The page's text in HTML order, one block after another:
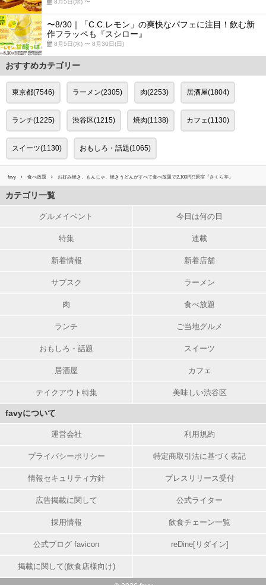
8月5日(水) 〜
〜8/30｜「C.C.レモン」の爽快なパフェに注目！飲む新
作フラッペも『スシロー』
8月5日(水) 〜 8月30日(日)
おすすめカテゴリー
東京都(7546) ラーメン(2305) 肉(2253) 居酒屋(1804)
ランチ(1225) 渋谷区(1215) 焼肉(1138) カフェ(1130)
スイーツ(1130) おもしろ・話題(1065)
favy 食べ放題 お好み焼き、もんじゃ、焼きうどんがすべて食べ放題で2,100円!?原宿『さくら亭』
カテゴリ一覧
グルメイベント 今日は何の日
特集 連載
新着情報 新着店舗
サブスク ラーメン
肉 食べ放題
ランチ ご当地グルメ
おもしろ・話題 スイーツ
居酒屋 カフェ
テイクアウト特集 美味しい渋谷区
favyについて
運営会社 利用規約
プライバシーポリシー 特定商取引法に基づく表記
情報セキュリティ方針 プレスリリース受付
広告掲載に関して 公式ライター
採用情報 飲食チェーン一覧
公式ブログ favicon reDine[リダイン]
掲載に関して(飲食店様向け)